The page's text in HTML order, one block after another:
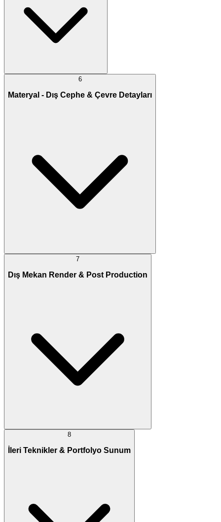
6
Materyal - Dış Cephe & Çevre Detayları
7
Dış Mekan Render & Post Production
8
İleri Teknikler & Portfolyo Sunum